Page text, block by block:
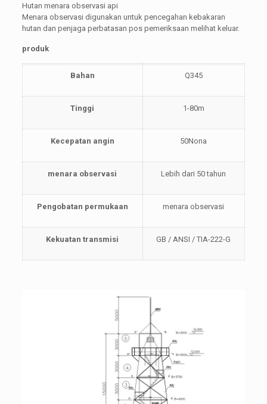
Hutan menara observasi api
Menara observasi digunakan untuk pencegahan kebakaran
hutan dan penjaga perbatasan pos pemeriksaan melihat keluar.
produk
Bahan Q345
Tinggi 1-80m
Kecepatan angin 50Nona
menara observasi Lebih dari 50 tahun
Pengobatan permukaan menara observasi
Kekuatan transmisi GB / ANSI / TIA-222-G